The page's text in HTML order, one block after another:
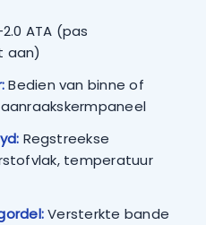
2.0 ATA (pas
aan)
Bedien van binne of
Regstreekse
temperatuur
Versterkte bande